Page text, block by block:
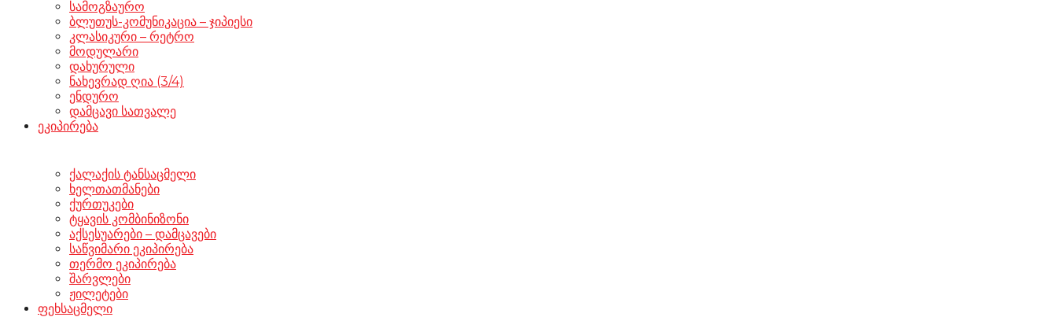
სამოგზაურო
ბლუთუს-კომუნიკაცია – ჯიპიესი
კლასიკური – რეტრო
მოდულარი
დახურული
ნახევრად ღია (3/4)
ენდურო
დამცავი სათვალე
ეკიპირება
ქალაქის ტანსაცმელი
ხელთათმანები
ქურთუკები
ტყავის კომბინიზონი
აქსესუარები – დამცავები
საწვიმარი ეკიპირება
თერმო ეკიპირება
შარვლები
ჟილეტები
ფეხსაცმელი